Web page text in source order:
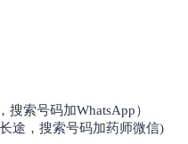
搜索号码加WhatsApp）
搜索号码加药师微信)